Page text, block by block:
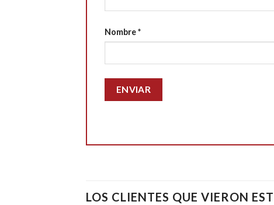
Nombre*
LOS CLIENTES QUE VIERON